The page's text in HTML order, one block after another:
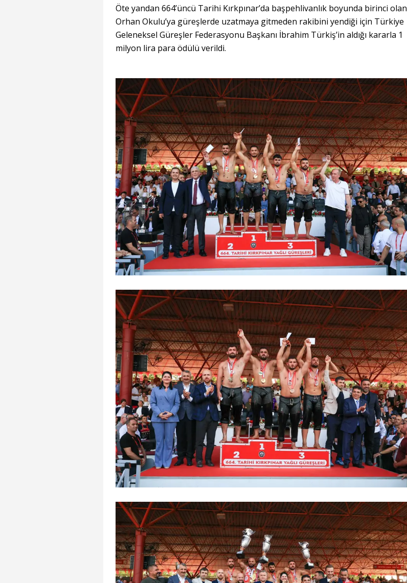
Öte yandan 664’üncü Tarihi Kırkpınar’da başpehlivanlık boyunda birinci olan
Orhan Okulu’ya güreşlerde uzatmaya gitmeden rakibini yendiği için Türkiye
Geleneksel Güreşler Federasyonu Başkanı İbrahim Türkiş’in aldığı kararla 1
milyon lira para ödülü verildi.